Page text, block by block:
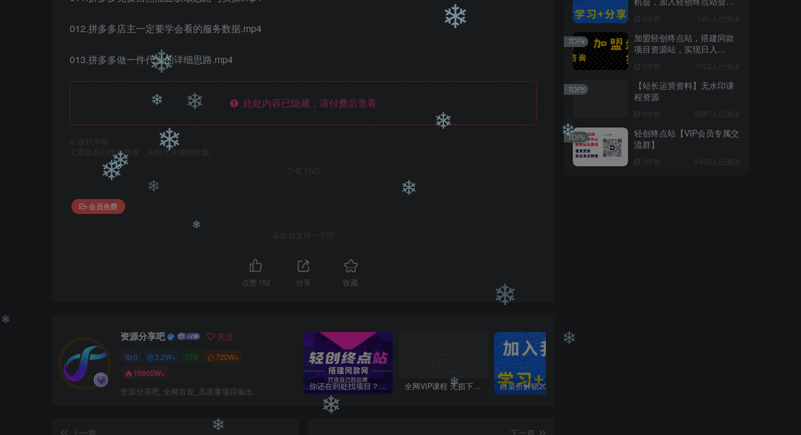
012.拼多多店主一定要学会看的服务数据.mp4
013.拼多多做一件代发的详细思路.mp4
此处内容已隐藏，请付费后查看
版权声明
文章版权归作者所有，未经允许请勿转载。
THE END
会员免费
喜欢就支持一下吧
点赞 152 分享 收藏
资源分享吧 关注
0 2.2W+ 0
720W+
10905W+
资源分享吧_全网首发_高质量项目输出 你还在到处找项目？还在当韭菜？我靠卖项目一个月收入5万+，曾经我也是个失败者。 全网VIP课程 无损下载~
上一篇
下一篇
3年前 1W+人已阅读
加盟轻创终点站，搭建同款
项目资源站，实现日入
3年前 7022人已阅读
TOP4
【站长运营资料】无水印课
程资源
3年前 6587人已阅读
TOP5
轻创终点站【VIP会员专属交
流群】
3年前 6435人已阅读
TOP6
❄
❄
❄
❄